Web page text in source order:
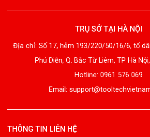
TRỤ SỞ TẠI HÀ NỘI
Địa chỉ: Số 17, hẻm 193/220/50/16/6, tổ
Phú Diễn, Q. Bắc Từ Liêm, TP Hà
Hotline: 0961 576 069
Email:
THÔNG TIN LIÊN HỆ